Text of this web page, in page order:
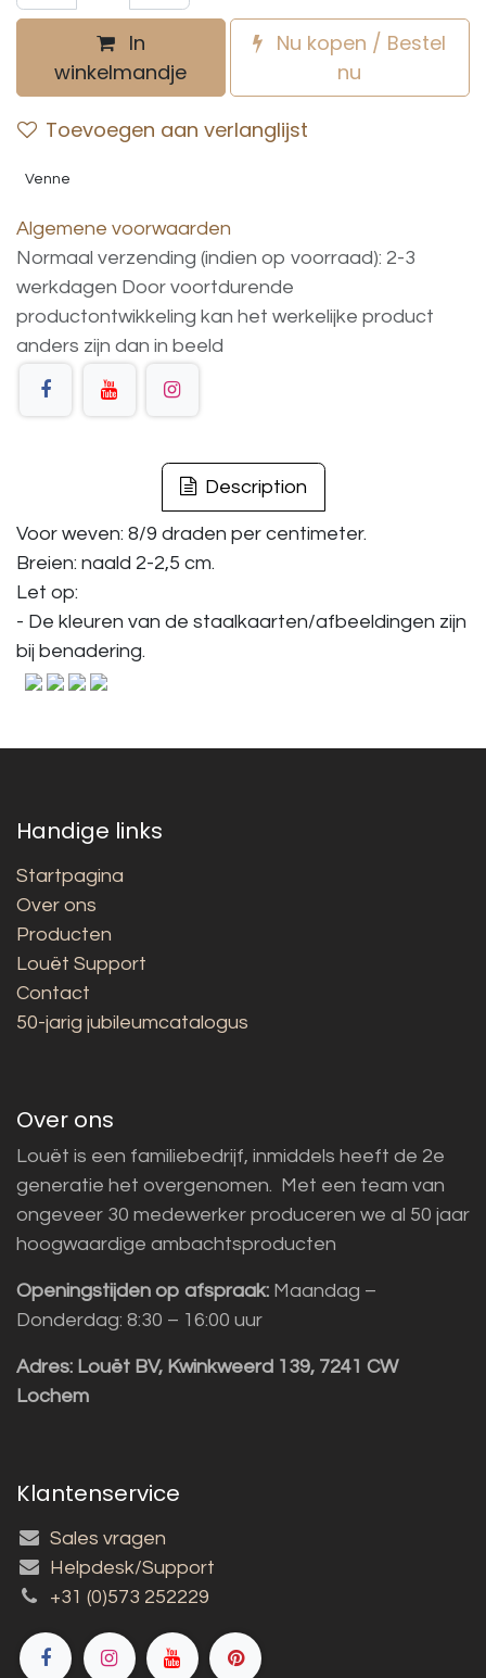
In
winkelmandje
Nu kopen / Bestel
nu
Toevoegen aan verlanglijst
Venne
Algemene voorwaarden
Normaal verzending (indien op voorraad): 2-3
werkdagen Door voortdurende
productontwikkeling kan het werkelijke product
anders zijn dan in beeld
Description
Voor weven: 8/9 draden per centimeter.
Breien: naald 2-2,5 cm.
Let op:
- De kleuren van de staalkaarten/afbeeldingen zijn
bij benadering.
Handige links
Startpagina
Over ons
Producten
Louët Support
Contact
50-jarig jubileumcatalogus
Over ons
Louët is een familiebedrijf, inmiddels heeft de 2e
generatie het overgenomen. Met een team van
ongeveer 30 medewerker produceren we al 50 jaar
hoogwaardige ambachtsproducten
Openingstijden op afspraak: Maandag –
Donderdag: 8:30 – 16:00 uur
Adres: Louët BV, Kwinkweerd 139, 7241 CW
Lochem
Klantenservice
Sales vragen
Helpdesk/Support
+31 (0)573 252229